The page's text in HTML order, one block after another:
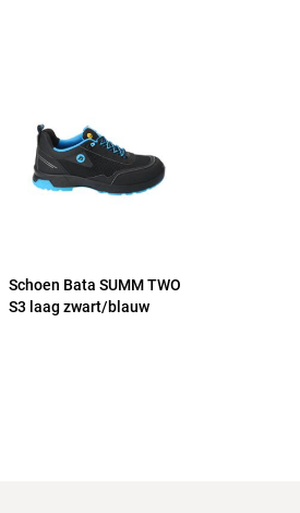
Schoen Bata SUMM TWO
S3 laag zwart/blauw